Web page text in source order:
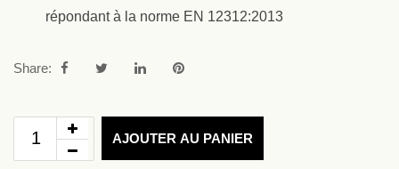
répondant à la norme EN 12312:2013
Share:
AJOUTER AU PANIER